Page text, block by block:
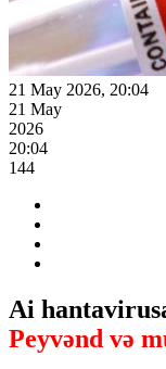
21 May 2026, 20:04
21 May
2026
20:04
144
Ai
Peyvənd və